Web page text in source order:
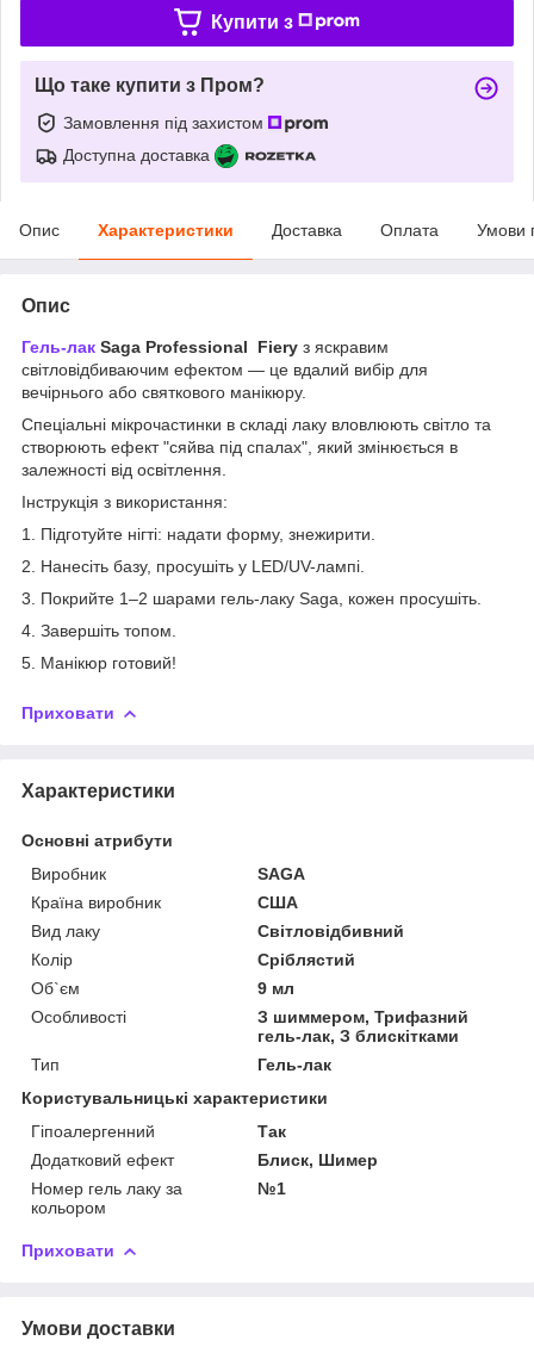
Купити з
Що таке купити з Пром?
Замовлення під захистом
Доступна доставка
Опис Характеристики Доставка Оплата Умови
Опис
Гель-лак Saga Professional Fiery з яскравим
світловідбиваючим ефектом — це вдалий вибір для
вечірнього або святкового манікюру.
Спеціальні мікрочастинки в складі лаку вловлюють світло та
створюють ефект "сяйва під спалах", який змінюється в
залежності від освітлення.
Інструкція з використання:
1. Підготуйте нігті: надати форму, знежирити.
2. Нанесіть базу, просушіть у LED/UV-лампі.
3. Покрийте 1–2 шарами гель-лаку Saga, кожен просушіть.
4. Завершіть топом.
5. Манікюр готовий!
Приховати
Характеристики
Основні атрибути
Виробник
SAGA
Країна виробник
США
Вид лаку
Світловідбивний
Колір
Сріблястий
Об`єм
9 мл
Особливості
З шиммером, Трифазний
гель-лак, З блискітками
Тип
Гель-лак
Користувальницькі характеристики
Гіпоалергенний
Так
Додатковий ефект
Блиск, Шимер
Номер гель лаку за
кольором
№1
Приховати
Умови доставки